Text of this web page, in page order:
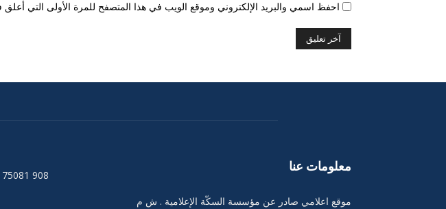
احفظ اسمي والبريد الإلكتروني وموقع الويب في هذا المتصفح للمرة الأولى التي أعلق
908 Audelia Rd Ste 200 Box 200 Richardson TX 75081
معلومات عنا
موقع اعلامي صادر عن مؤسسة السكّة الإعلامية . ش م